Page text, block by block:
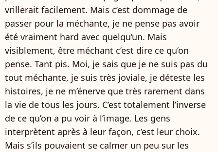
vrillerait facilement. Mais c’est dommage de
passer pour la méchante, je ne pense pas avoir
été vraiment hard avec quelqu’un. Mais
visiblement, être méchant c’est dire ce qu’on
pense. Tant pis. Moi, je sais que je ne suis pas du
tout méchante, je suis très joviale, je déteste les
histoires, je ne m’énerve que très rarement dans
la vie de tous les jours. C’est totalement l’inverse
de ce qu’on a pu voir à l’image. Les gens
interprètent après à leur façon, c’est leur choix.
Mais s’ils pouvaient se calmer un peu sur les